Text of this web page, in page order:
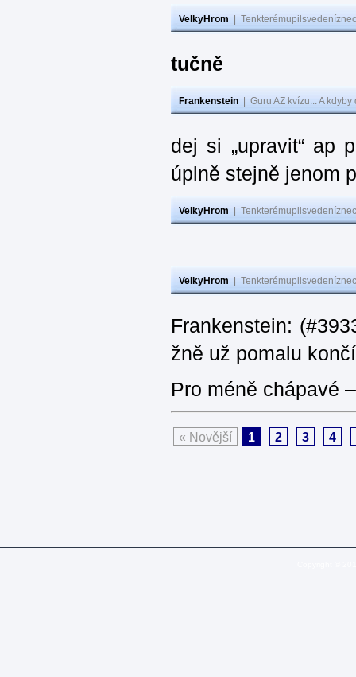
VelkyHrom
tučně
Frankenstein Guru AZ kvízu... A
dej si „upravit“ ap
úplně stejně jenom
VelkyHrom
VelkyHrom
Frankenstein:
žně už pomalu
Pro méně chápavé
« Novější 1 2 3 4